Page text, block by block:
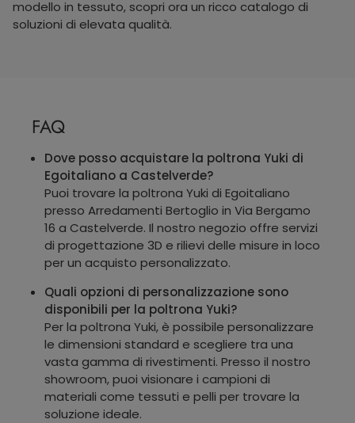
modello in tessuto, scopri ora un ricco catalogo di
soluzioni di elevata qualità.
FAQ
Dove posso acquistare la poltrona Yuki di
Egoitaliano a Castelverde?
Puoi trovare la poltrona Yuki di Egoitaliano
presso Arredamenti Bertoglio in Via Bergamo
16 a Castelverde. Il nostro negozio offre servizi
di progettazione 3D e rilievi delle misure in loco
per un acquisto personalizzato.
Quali opzioni di personalizzazione sono
disponibili per la poltrona Yuki?
Per la poltrona Yuki, è possibile personalizzare
le dimensioni standard e scegliere tra una
vasta gamma di rivestimenti. Presso il nostro
showroom, puoi visionare i campioni di
materiali come tessuti e pelli per trovare la
soluzione ideale.